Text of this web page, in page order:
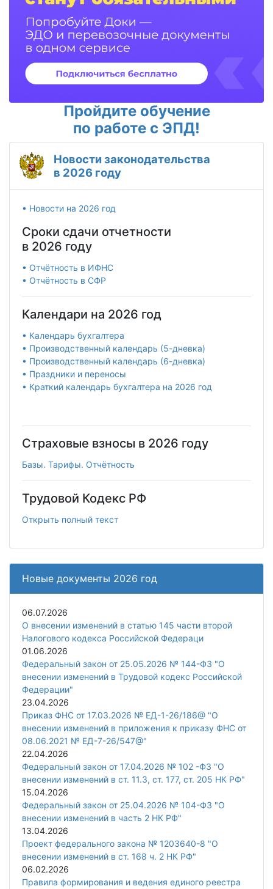
Пройдите обучение
по работе с ЭПД!
Новости законодательства
в 2026 году
• Новости на 2026 год
Сроки сдачи отчетности
в 2026 году
• Отчётность в ИФНС
• Отчётность в СФР
Календари на 2026 год
• Календарь бухгалтера
• Производственный календарь (5-дневка)
• Производственный календарь (6-дневка)
• Праздники и переносы
• Краткий календарь бухгалтера на 2026 год
Страховые взносы в 2026 году
Базы. Тарифы. Отчётность
Трудовой Кодекс РФ
Открыть полный текст
Новые документы 2026 год
06.07.2026
О внесении изменений в статью 145 части второй
Налогового кодекса Российской Федераци
01.06.2026
Федеральный закон от 25.05.2026 № 144-ФЗ "О
внесении изменений в Трудовой кодекс Российской
Федерации"
23.04.2026
Приказ ФНС от 17.03.2026 № ЕД-1-26/186@ "О
внесении изменений в приложения к приказу ФНС от
08.06.2021 № ЕД-7-26/547@"
22.04.2026
Федеральный закон от 17.04.2026 № 102 -ФЗ "О
внесении изменений в ст. 11.3, ст. 177, ст. 205 НК РФ"
15.04.2026
Федеральный закон от 25.04.2026 № 104-ФЗ "О
внесении изменений в часть 2 НК РФ"
13.04.2026
Проект федерального закона № 1203640-8 "О
внесении изменений в ст. 168 ч. 2 НК РФ"
06.02.2026
Правила формирования и ведения единого реестра